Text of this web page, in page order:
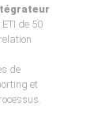
de 50
de
et